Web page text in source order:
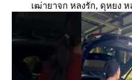
เฒ่ายาจก หลงรัก, ดุหยง